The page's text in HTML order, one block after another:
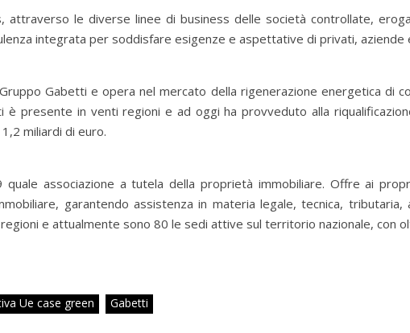
attraverso le diverse linee di business delle società controllate,
integrata per soddisfare esigenze e aspettative di privati, aziende
Gabetti e opera nel mercato della rigenerazione energetica di
è presente in venti regioni e ad oggi ha provveduto alla
miliardi di euro.
quale associazione a tutela della proprietà immobiliare. Offre ai
garantendo assistenza in materia legale, tecnica, tributaria,
e attualmente sono 80 le sedi attive sul territorio nazionale, con
Ue case green Gabetti